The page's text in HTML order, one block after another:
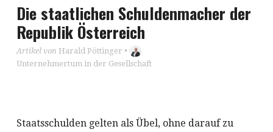
Die staatlichen Schuldenmacher der
Republik Österreich
Artikel von Harald Pöttinger •
Unternehmertum in der Gesellschaft
Staatsschulden gelten als Übel, ohne darauf zu